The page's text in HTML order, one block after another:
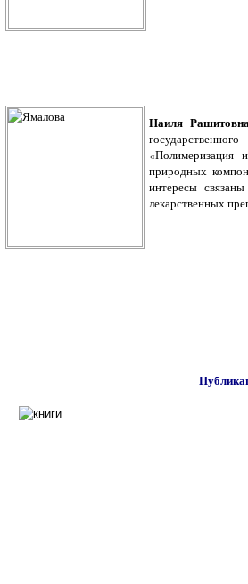
Наиля
природных
интересы
лекарственных